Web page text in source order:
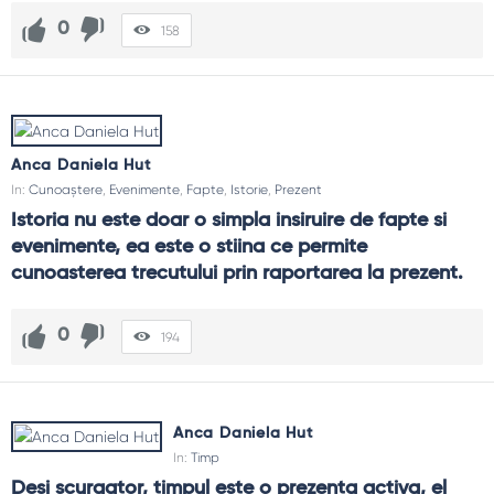
0 158
Anca Daniela Hut
In: Cunoaștere Evenimente Fapte Istorie Prezent
Istoria nu este doar o simpla insiruire de fapte si
evenimente, ea este o stiina ce permite
cunoasterea trecutului prin raportarea la prezent.
0 194
Anca Daniela Hut
In: Timp
Desi scurgator, timpul este o prezenta activa, el